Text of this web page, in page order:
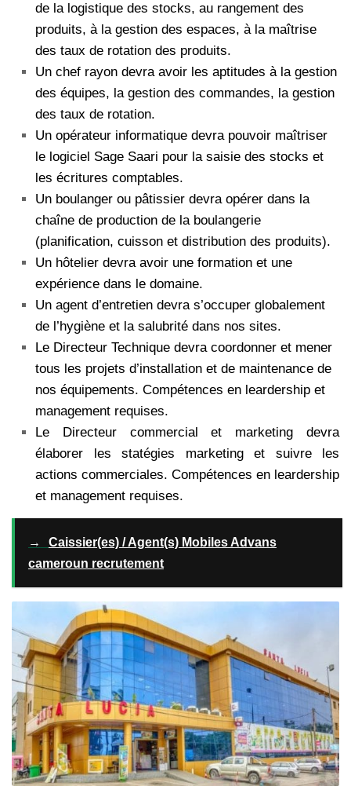
de la logistique des stocks, au rangement des
produits, à la gestion des espaces, à la maîtrise
des taux de rotation des produits.
Un chef rayon devra avoir les aptitudes à la gestion
des équipes, la gestion des commandes, la gestion
des taux de rotation.
Un opérateur informatique devra pouvoir maîtriser
le logiciel Sage Saari pour la saisie des stocks et
les écritures comptables.
Un boulanger ou pâtissier devra opérer dans la
chaîne de production de la boulangerie
(planification, cuisson et distribution des produits).
Un hôtelier devra avoir une formation et une
expérience dans le domaine.
Un agent d’entretien devra s’occuper globalement
de l’hygiène et la salubrité dans nos sites.
Le Directeur Technique devra coordonner et mener
tous les projets d’installation et de maintenance de
nos équipements. Compétences en leardership et
management requises.
Le Directeur commercial et marketing devra
élaborer les statégies marketing et suivre les
actions commerciales. Compétences en leardership
et management requises.
→
Caissier(es) / Agent(s) Mobiles Advans
cameroun recrutement